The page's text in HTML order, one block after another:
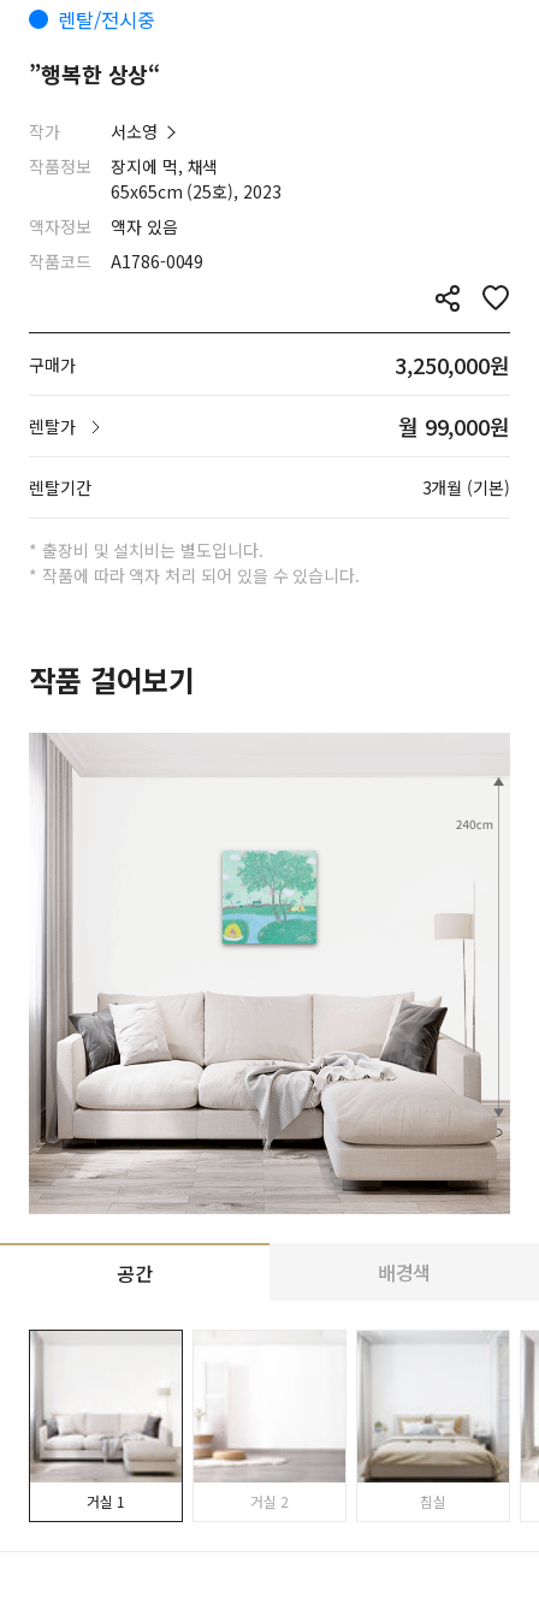
렌탈/전시중
”행복한 상상“
작가
서소영
작품정보
장지에 먹, 채색
65x65cm (25호), 2023
액자정보
액자 있음
작품코드
A1786-0049
구매가 3,250,000원
렌탈가 월 99,000원
렌탈기간 3개월 (기본)
* 출장비 및 설치비는 별도입니다.
* 작품에 따라 액자 처리 되어 있을 수 있습니다.
작품 걸어보기
공간 배경색
거실 1 거실 2 침실